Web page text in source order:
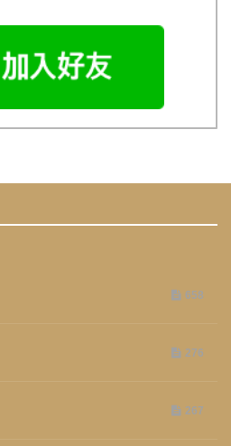
658
276
267